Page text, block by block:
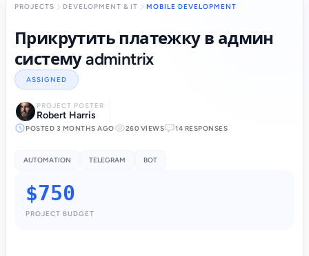
PROJECTS DEVELOPMENT & IT MOBILE DEVELOPMENT
Прикрутить платежку в админ
систему admintrix
ASSIGNED
PROJECT POSTER
Robert Harris
POSTED 3 MONTHS AGO 260 VIEWS 14 RESPONSES
AUTOMATION TELEGRAM BOT
$750
PROJECT BUDGET